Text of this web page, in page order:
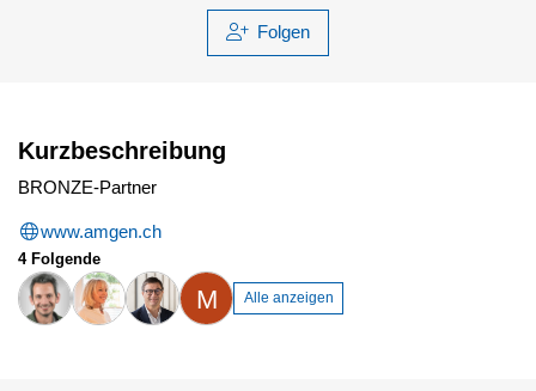
Folgen
Kurzbeschreibung
BRONZE-Partner
www.amgen.ch
4 Folgende
M Alle anzeigen